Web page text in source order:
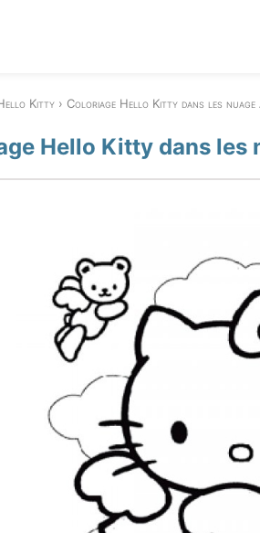
Kitty Coloriage Hello Kitty dans les nuage
Hello Kitty dans les